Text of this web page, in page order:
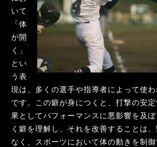
いて
「体
が開
く」
とい
う表
現は、多くの選手や指導者によって使
です。この癖が身につくと、打撃の安
果としてパフォーマンスに悪影響を及
く癖を理解し、それを改善することは
なく、スポーツにおいて体の動きを制